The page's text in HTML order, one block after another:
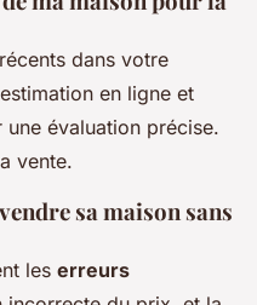
récents dans votre
en ligne et
évaluation précise.
vente.
sa maison sans
les erreurs